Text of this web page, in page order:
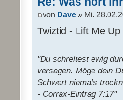
von Dave » Mi.
Twiztid - Lift Me Up
"Du schreitest ewig
versagen. Möge dein
Schwert niemals
- Corrax-Eintrag 7:17"